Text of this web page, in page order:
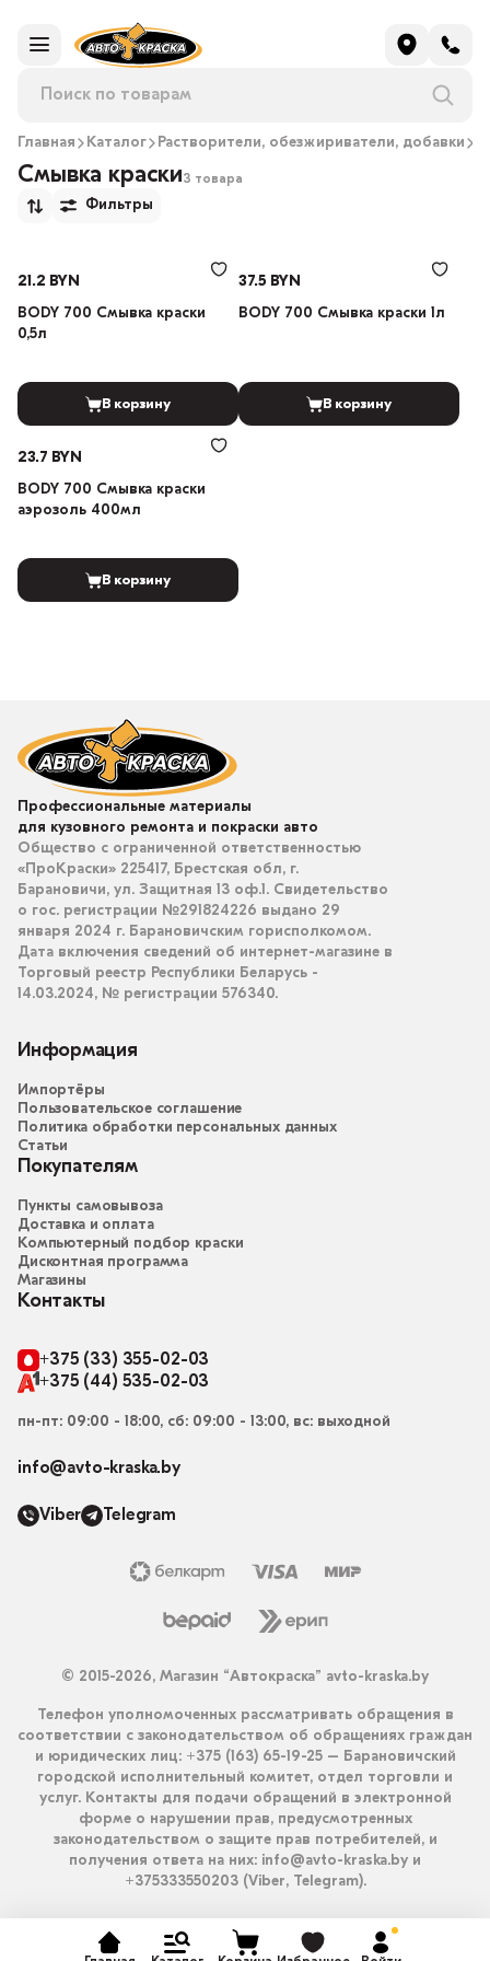
Главная Каталог Растворители, обезжириватели, добавки
Смывка краски3 товара
Фильтры
21.2 BYN
BODY 700 Смывка краски
0,5л
В корзину
37.5 BYN
BODY 700 Смывка краски 1л
В корзину
23.7 BYN
BODY 700 Смывка краски
аэрозоль 400мл
В корзину
Профессиональные материалы
для кузовного ремонта и покраски авто
Общество с ограниченной ответственностью
«ПроКраски» 225417, Брестская обл, г.
Барановичи, ул. Защитная 13 оф.1. Свидетельство
о гос. регистрации №291824226 выдано 29
января 2024 г. Барановичским горисполкомом.
Дата включения сведений об интернет-магазине в
Торговый реестр Республики Беларусь -
14.03.2024, № регистрации 576340.
Информация
Импортёры
Пользовательское соглашение
Политика обработки персональных данных
Статьи
Покупателям
Пункты самовывоза
Доставка и оплата
Компьютерный подбор краски
Дисконтная программа
Магазины
Контакты
+375 (33) 355-02-03
+375 (44) 535-02-03
пн-пт: 09:00 - 18:00, сб: 09:00 - 13:00, вс: выходной
info@avto-kraska.by
Viber Telegram
© 2015-2026, Магазин “Автокраска” avto-kraska.by
Телефон уполномоченных рассматривать обращения в
соответствии с законодательством об обращениях граждан
и юридических лиц: +375 (163) 65-19-25 – Барановичский
городской исполнительный комитет, отдел торговли и
услуг. Контакты для подачи обращений в электронной
форме о нарушении прав, предусмотренных
законодательством о защите прав потребителей, и
получения ответа на них: info@avto-kraska.by и
+375333550203 (Viber, Telegram).